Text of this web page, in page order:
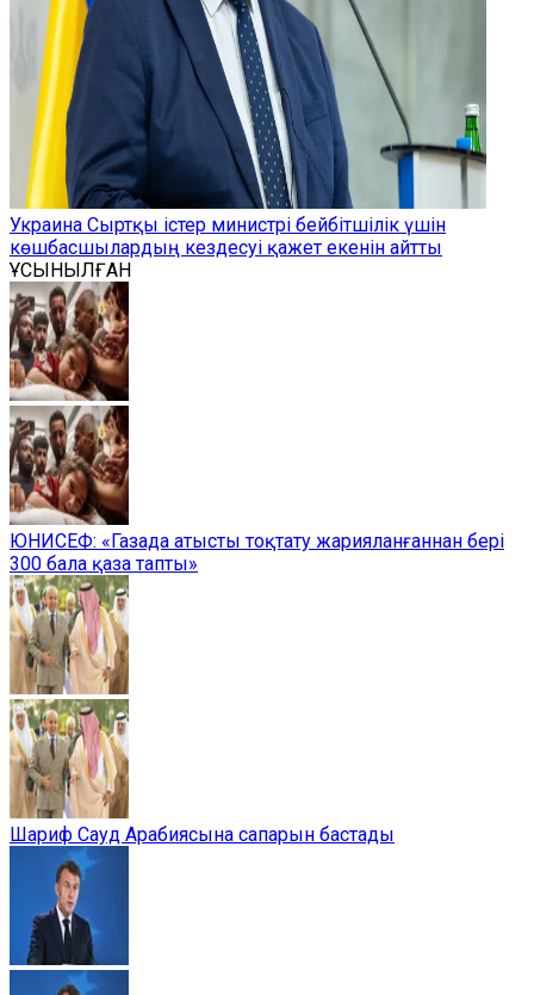
Украина Сыртқы істер министрі бейбітшілік үшін
көшбасшылардың кездесуі қажет екенін айтты
ҰСЫНЫЛҒАН
ЮНИСЕФ: «Газада атысты тоқтату жарияланғаннан бері
300 бала қаза тапты»
Шариф Сауд Арабиясына сапарын бастады